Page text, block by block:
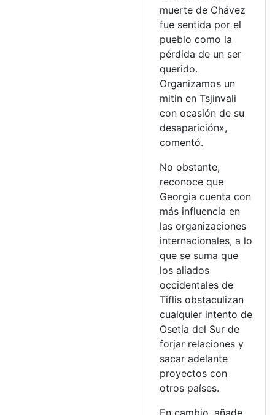
muerte de Chávez
fue sentida por el
pueblo como la
pérdida de un ser
querido.
Organizamos un
mitin en Tsjinvali
con ocasión de su
desaparición»,
comentó.
No obstante,
reconoce que
Georgia cuenta con
más influencia en
las organizaciones
internacionales, a lo
que se suma que
los aliados
occidentales de
Tiflis obstaculizan
cualquier intento de
Osetia del Sur de
forjar relaciones y
sacar adelante
proyectos con
otros países.
En cambio, añade,